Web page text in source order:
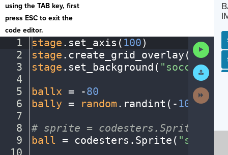
using the TAB key, first
press ESC to exit the
code editor.
1
2
3
4
5
6
7
8
9
10
stage . set_axis( 100)
stage . create_grid_overlay( 10,·
stage . set_background(
ballx = -80
bally = random . randint( - 100,100
# sprite =
ball = codesters . Sprite(
Code
Submit
Work
Activity